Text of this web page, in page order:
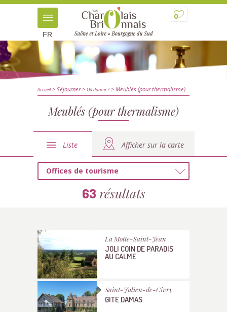
0
FR
Accueil> Séjourner> Où dormir ? > Meublés (pour thermalisme)
Meublés (pour thermalisme)
Liste Afficher sur la carte
Offices de tourisme
63 résultats
La Motte-Saint-Jean
JOLI COIN DE PARADIS
AU CALME
Saint-Julien-de-Civry
GÎTE DAMAS